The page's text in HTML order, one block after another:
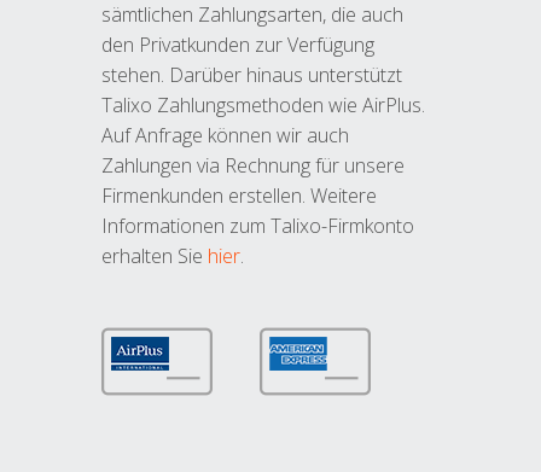
sämtlichen Zahlungsarten, die auch
den Privatkunden zur Verfügung
stehen. Darüber hinaus unterstützt
Talixo Zahlungsmethoden wie AirPlus.
Auf Anfrage können wir auch
Zahlungen via Rechnung für unsere
Firmenkunden erstellen. Weitere
Informationen zum Talixo-Firmkonto
erhalten Sie hier.